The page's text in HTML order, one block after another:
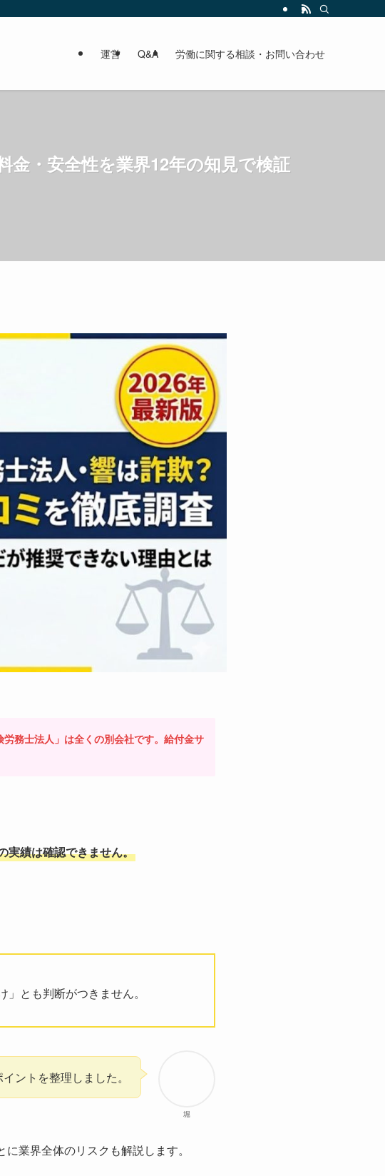
運営 Q&A 労働に関する相談・お問い合わせ
金・安全性を業界12年の知見で検証
労務士法人」は全くの別会社です。給付金サ
実績は確認できません。
とも判断がつきません。
堀
ントを整理しました。
業界全体のリスクも解説します。